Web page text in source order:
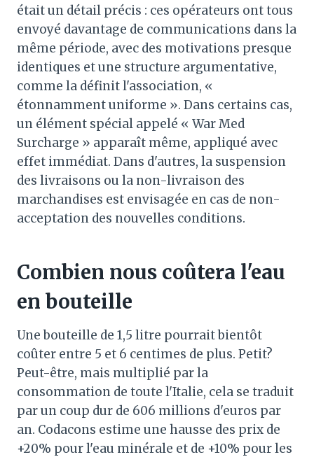
était un détail précis : ces opérateurs ont tous
envoyé davantage de communications dans la
même période, avec des motivations presque
identiques et une structure argumentative,
comme la définit l'association, «
étonnamment uniforme ». Dans certains cas,
un élément spécial appelé « War Med
Surcharge » apparaît même, appliqué avec
effet immédiat. Dans d'autres, la suspension
des livraisons ou la non-livraison des
marchandises est envisagée en cas de non-
acceptation des nouvelles conditions.
Combien nous coûtera l'eau
en bouteille
Une bouteille de 1,5 litre pourrait bientôt
coûter entre 5 et 6 centimes de plus. Petit?
Peut-être, mais multiplié par la
consommation de toute l'Italie, cela se traduit
par un coup dur de 606 millions d'euros par
an. Codacons estime une hausse des prix de
+20% pour l'eau minérale et de +10% pour les